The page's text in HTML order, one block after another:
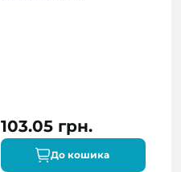
103.05 грн.
До кошика